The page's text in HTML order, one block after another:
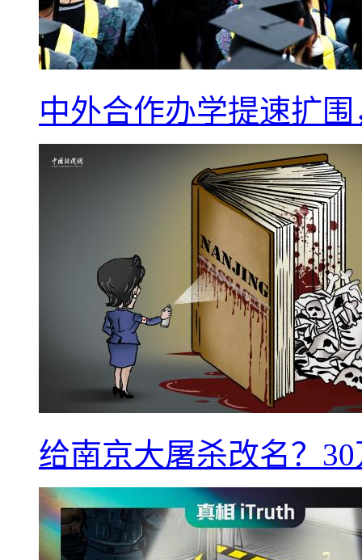
中外合作办学提速扩
给南京大屠杀改名？